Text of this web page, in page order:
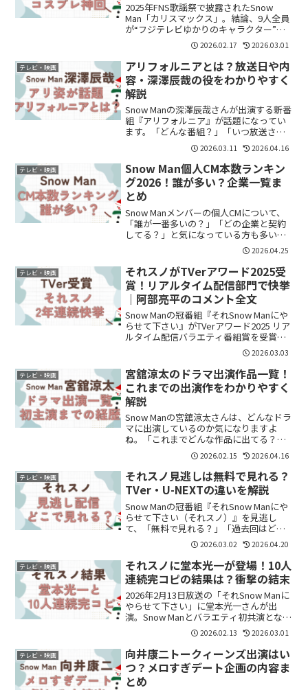
2025年FNS歌謡祭で披露されたSnow
Man「カリスマックス」。結論、9人全員
が“フジテレビゆかりのキャラクター”に
なりきって登場しました。誰が何役だっ
たのか、一覧でまとめます。Snow
Man「カリスマックス」FNS歌謡祭は何が
すご...
2026.02.17 2026.03.01
テレビ・映画
アリフォルニアとは？放送日や内
容・深澤辰哉の役をわかりやすく
解説
Snow Manの深澤辰哉さんが出演する新番
組『アリフォルニア』が話題になってい
ます。「どんな番組？」「いつ放送され
るの？」と気になる方も多いのではない
でしょうか。この記事では、番組の内容
や放送日、深澤辰哉さんの役どころ、視
聴方法まで分かり...
2026.03.11 2026.04.16
テレビ・映画
Snow Man個人CM本数ランキン
グ2026！誰が多い？企業一覧ま
とめ
Snow Manメンバーの個人CMについて、
「誰が一番多いの？」「どの企業と契約
してる？」と気になっている方も多いの
ではないでしょうか。結論から言うと、
2026年時点では目黒蓮さんが最多クラス
で、メンバーごとに幅広い企業と契約し
ている状況で...
2026.04.25
テレビ・映画
それスノがTVerアワード2025受
賞！リアルタイム配信部門で快挙
｜阿部亮平のコメント全文
Snow Manの冠番組『それSnow Manにや
らせて下さい』がTVerアワード2025 リア
ルタイム配信バラエティ番組賞を受賞し
ました。2年連続の受賞。かなり大きいで
す。何がすごいの？TVerアワードは・視
聴データ・配信実績・話題性をも...
2026.03.03
テレビ・映画
宮舘涼太のドラマ出演作品一覧！
これまでの出演作をわかりやすく
解説
Snow Manの宮舘涼太さんは、どんなドラ
マに出演しているのか気になりますよ
ね。「これまでどんな作品に出てる？」
「役どころも知りたい」という方も多い
と思います。この記事では、宮舘涼太さ
んのドラマ出演作品を一覧でわかりやす
くまとめます。宮舘...
2026.02.15 2026.04.16
テレビ・映画
それスノ見逃しは無料で見れる？
TVer・U-NEXTの違いを解説
Snow Manの冠番組『それSnow Manにや
らせて下さい（それスノ）』を見逃し
て、「無料で見れる？」「過去回はど
こ？」と気になっている方も多いのでは
ないでしょうか。結論からいうと、・最
新話 → TVerで無料視聴可能・過去回 →
U-...
2026.03.02 2026.04.20
テレビ・映画
それスノに堂本光一が登場！10人
連続完コピの結果は？衝撃の結末
2026年2月13日放送の「それSnow Manに
やらせて下さい」に堂本光一さんが出
演。Snow Manとバラエティ初共演となっ
た今回、人気企画「10人連続完コピチャ
レンジ」に挑戦しました。結果は――歌ジャ
ストのみ1発成功。他チャレンジは惜...
2026.02.13 2026.03.01
テレビ・映画
向井康二トークィーンズ出演はい
つ？メロすぎデート企画の内容ま
とめ